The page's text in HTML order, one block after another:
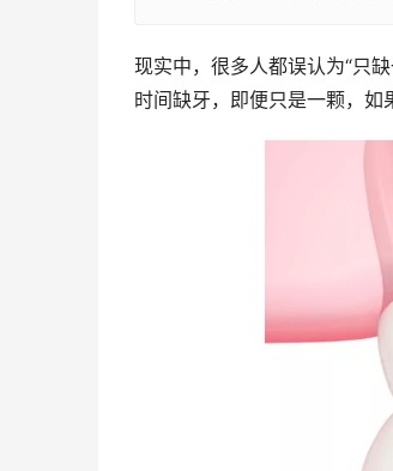
现实中，很多人都误认为“只
时间缺牙，即便只是一颗，如